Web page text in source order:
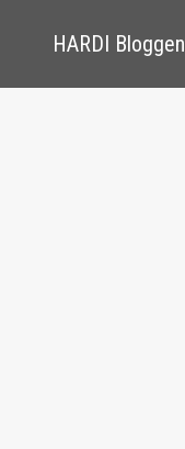
HARDI Bloggen